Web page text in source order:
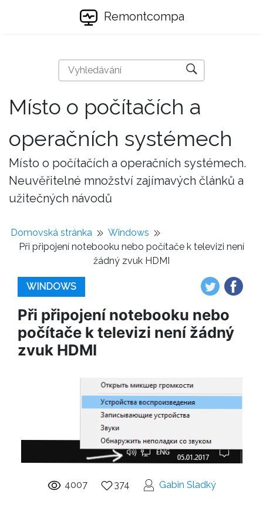
Remontcompa
Místo o počítačích a
operačních systémech
Místo o počítačích a operačních systémech.
Neuvěřitelné množství zajímavých článků a
užitečných návodů
Domovská stránka
Windows
Při připojení notebooku nebo počítače k ​​televizi není
žádný zvuk HDMI
WINDOWS
Při připojení notebooku nebo
počítače k ​​televizi není žádný
zvuk HDMI
4007 374 Gabin Sladký